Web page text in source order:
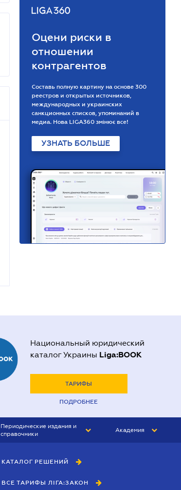
Оцени риски в
отношении
контрагентов
Составь полную картину на основе 300
реестров и открытых источников,
международных и украинских
санкционных списков, упоминаний в
медиа. Нова LIGA360 змінює все!
УЗНАТЬ БОЛЬШЕ
Национальный юридический
каталог Украины Liga:BOOK
ТАРИФЫ
ПОДРОБНЕЕ
Периодические издания и
справочники
БУХГАЛТЕР&ЗАКОН
ВЕСТНИК МСФО
Академия
КАТАЛОГ РЕШЕНИЙ
ВСЕ ТАРИФЫ ЛІГА:ЗАКОН